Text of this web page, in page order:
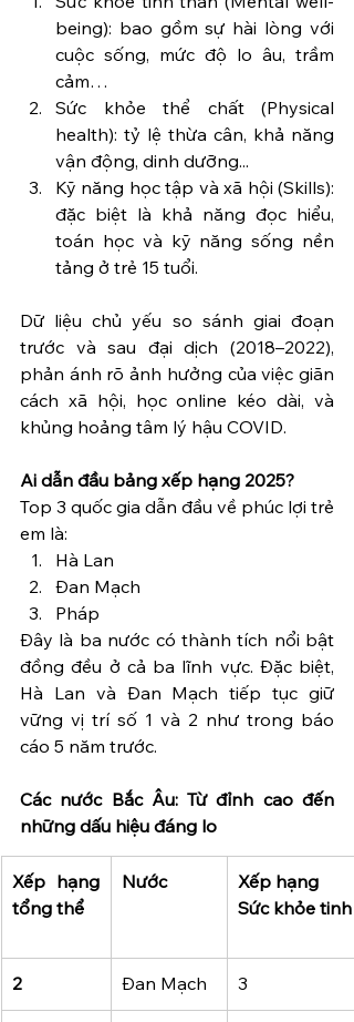
being): bao gồm sự hài lòng với
cuộc sống, mức độ lo âu, trầm
cảm…
Sức khỏe thể chất (Physical
health): tỷ lệ thừa cân, khả năng
vận động, dinh dưỡng...
Kỹ năng học tập và xã hội (Skills):
đặc biệt là khả năng đọc hiểu,
toán học và kỹ năng sống nền
tảng ở trẻ 15 tuổi.
Dữ liệu chủ yếu so sánh giai đoạn
trước và sau đại dịch (2018–2022),
phản ánh rõ ảnh hưởng của việc giãn
cách xã hội, học online kéo dài, và
khủng hoảng tâm lý hậu COVID.
Ai dẫn đầu bảng xếp hạng 2025?
Top 3 quốc gia dẫn đầu về phúc lợi trẻ
em là:
Hà Lan
Đan Mạch
Pháp
Đây là ba nước có thành tích nổi bật
đồng đều ở cả ba lĩnh vực. Đặc biệt,
Hà Lan và Đan Mạch tiếp tục giữ
vững vị trí số 1 và 2 như trong báo
cáo 5 năm trước.
Các nước Bắc Âu: Từ đỉnh cao đến
những dấu hiệu đáng lo
Xếp hạng
tổng thể
Nước
Xếp hạng
Sức khỏe tinh
2 Đan Mạch 3